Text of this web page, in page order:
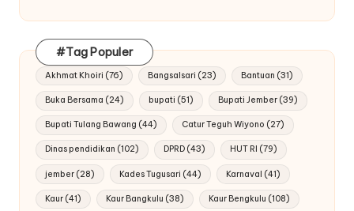
#Tag Populer
Akhmat Khoiri (76) Bangsalsari (23) Bantuan (31)
Buka Bersama (24) bupati (51) Bupati Jember(39)
Bupati Tulang Bawang (44) Catur Teguh Wiyono (27)
Dinas pendidikan (102) DPRD(43) HUT RI (79)
jember (28) Kades Tugusari (44) Karnaval (41)
Kaur (41) Kaur Bangkulu (38) Kaur Bengkulu (108)